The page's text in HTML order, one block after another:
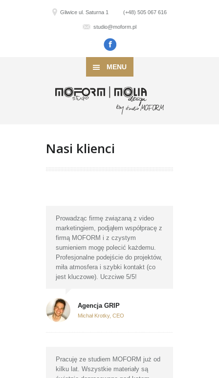
Gliwice ul. Saturna 1 (+48) 505 067 616
studio@moform.pl
MENU
Nasi klienci
Prowadząc firmę związaną z video
marketingiem, podjąłem współpracę z
firmą MOFORM i z czystym
sumieniem mogę polecić każdemu.
Profesjonalne podejście do projektów,
miła atmosfera i szybki kontakt (co
jest kluczowe). Uczciwe 5/5!
Agencja GRIP
Michał Krotky, CEO
Pracuję ze studiem MOFORM już od
kilku lat. Wszystkie materiały są